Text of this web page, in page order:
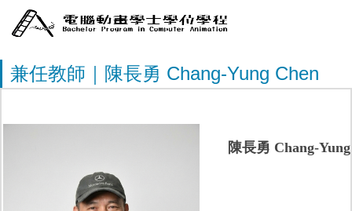
兼任教師｜陳長勇 Chang-Yung Chen
陳長勇 Chang-